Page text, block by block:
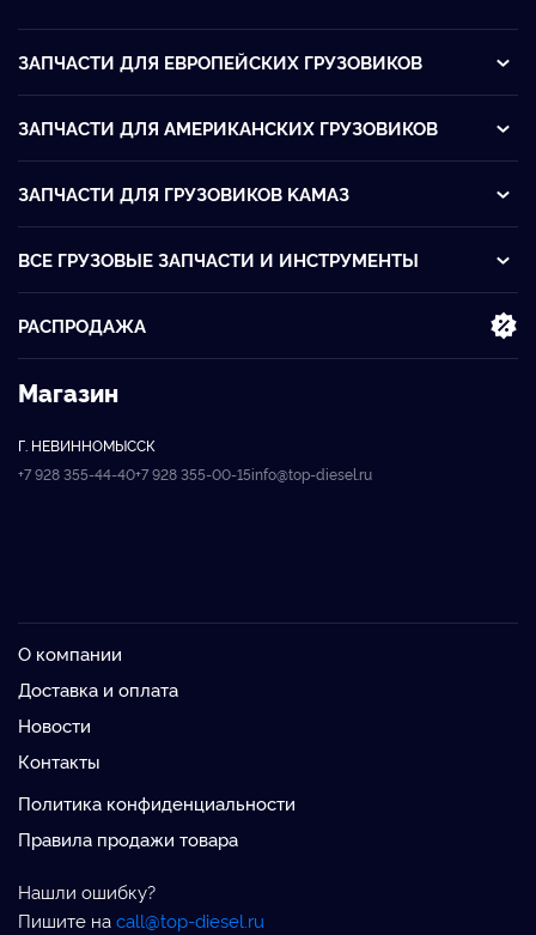
ЗАПЧАСТИ ДЛЯ ЕВРОПЕЙСКИХ ГРУЗОВИКОВ
ЗАПЧАСТИ ДЛЯ АМЕРИКАНСКИХ ГРУЗОВИКОВ
ЗАПЧАСТИ ДЛЯ ГРУЗОВИКОВ KАМАЗ
ВСЕ ГРУЗОВЫЕ ЗАПЧАСТИ И ИНСТРУМЕНТЫ
РАСПРОДАЖА
Магазин
Г. НЕВИННОМЫССК
+7 928 355-44-40+7 928 355-00-15info@top-diesel.ru
О компании
Доставка и оплата
Новости
Контакты
Политика конфиденциальности
Правила продажи товара
Нашли ошибку?
Пишите наcall@top-diesel.ru